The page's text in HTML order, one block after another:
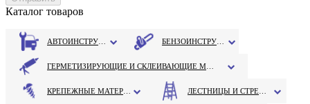
Каталог товаров